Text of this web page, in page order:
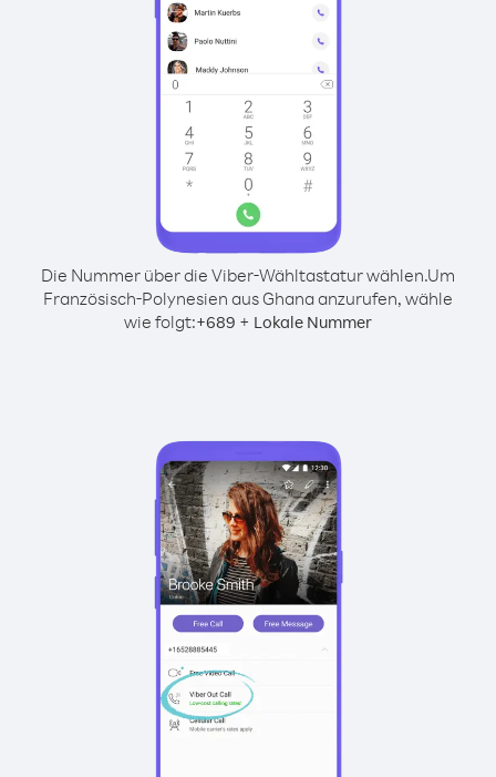
Die Nummer über die Viber-Wähltastatur wählen.Um
Französisch-Polynesien aus Ghana anzurufen, wähle
wie folgt:+689 + Lokale Nummer